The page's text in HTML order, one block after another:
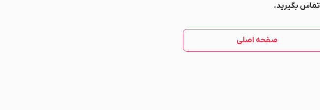
تماس بگیرید.
صفحه اصلی